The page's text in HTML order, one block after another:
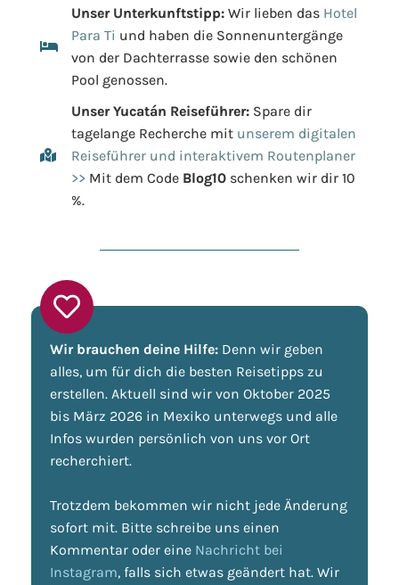
Unser Unterkunftstipp: Wir lieben das Hotel
Para Ti und haben die Sonnenuntergänge
von der Dachterrasse sowie den schönen
Pool genossen.
Unser Yucatán Reiseführer: Spare dir
tagelange Recherche mit unserem digitalen
Reiseführer und interaktivem Routenplaner
>> Mit dem Code Blog10 schenken wir dir 10
%.
Wir brauchen deine Hilfe: Denn wir geben
alles, um für dich die besten Reisetipps zu
erstellen. Aktuell sind wir von Oktober 2025
bis März 2026 in Mexiko unterwegs und alle
Infos wurden persönlich von uns vor Ort
recherchiert.
Trotzdem bekommen wir nicht jede Änderung
sofort mit. Bitte schreibe uns einen
Kommentar oder eine Nachricht bei
Instagram, falls sich etwas geändert hat. Wir